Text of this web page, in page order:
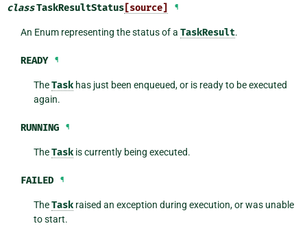
classTaskResultStatus [source] ¶
An Enum representing the status of a TaskResult.
READY ¶
TheTask has just been enqueued, or is ready to be executed
again.
RUNNING ¶
TheTask is currently being executed.
FAILED ¶
TheTask raised an exception during execution, or was unable
to start.